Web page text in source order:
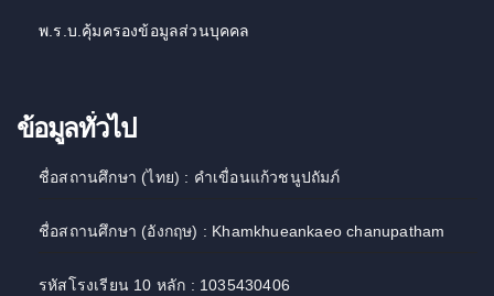
พ.ร.บ.คุ้มครองข้อมูลส่วนบุคคล
ข้อมูลทั่วไป
ชื่อสถานศึกษา (ไทย) : คำเขื่อนแก้วชนูปถัมภ์
ชื่อสถานศึกษา (อังกฤษ) : Khamkhueankaeo chanupatham
รหัสโรงเรียน 10 หลัก : 1035430406